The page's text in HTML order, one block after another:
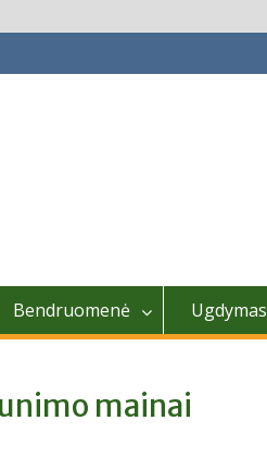
Bendruomenė Ugdymas
mainai